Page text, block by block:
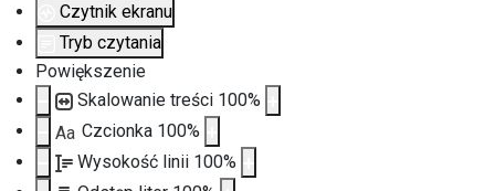
Czytnik ekranu
Tryb czytania
Powiększenie
Skalowanie treści 100%
Aa Czcionka 100%
Wysokość linii 100%